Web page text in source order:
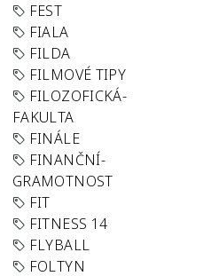
FEST
FIALA
FILDA
FILMOVÉ TIPY
FILOZOFICKÁ-
FAKULTA
FINÁLE
FINANČNÍ-
GRAMOTNOST
FIT
FITNESS 14
FLYBALL
FOLTYN